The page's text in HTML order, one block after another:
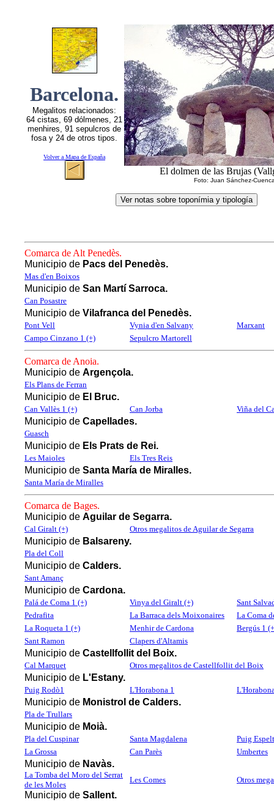
Barcelona.
Megalitos relacionados:
64 cistas, 69 dólmenes, 21
menhires, 91 sepulcros de
fosa y 24 de otros tipos.
Volver a Mapa de España
El dolmen de las Brujas
Foto: Juan Sánchez-
Comarca de Alt Penedès.
Municipio de Pacs del Penedès.
Mas d'en Boixos
Municipio de San Martí Sarroca.
Can Posastre
Municipio de Vilafranca del Penedès.
Pont Vell Vynia d'en Salvany
Marxant
Campo Cinzano 1 (+)
Sepulcro Martorell
Comarca de Anoia.
Municipio de Argençola.
Els Plans de Ferran
Municipio de El Bruc.
Can Vallès 1 (+) Can Jorba Viña del
Municipio de Capellades.
Guasch
Municipio de Els Prats de Rei.
Les Maioles Els Tres Reis
Municipio de Santa María de Miralles.
Santa María de Miralles
Comarca de Bages.
Municipio de Aguilar de Segarra.
Cal Giralt (+) Otros megalitos de Aguilar de Segarra
Municipio de Balsareny.
Pla del Coll
Municipio de Calders.
Sant Amanç
Municipio de Cardona.
Palá de Coma 1 (+) Vinya del Giralt (+)
Sant
Pedrafita
La Barraca dels Moixonaires
La Coma
La Roqueta 1 (+)
Menhir de Cardona
Bergús 1
Sant Ramon
Clapers d'Altamis
Municipio de Castellfollit del Boix.
Cal Marquet Otros megalitos de Castellfollit del Boix
Municipio de L'Estany.
Puig Rodò1 L'Horabona 1
Municipio de Monistrol de Calders.
Pla de Trullars
Municipio de Moià.
Pla del Cuspinar Santa Magdalena
Puig
La Grossa
Can Parès Umbertes
Municipio de Navàs.
La Tomba del Moro del Serrat
de les Moles
Les Comes Otros
Municipio de Sallent.